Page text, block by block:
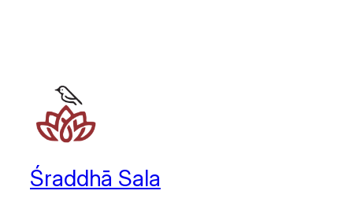
Śraddhā Sala